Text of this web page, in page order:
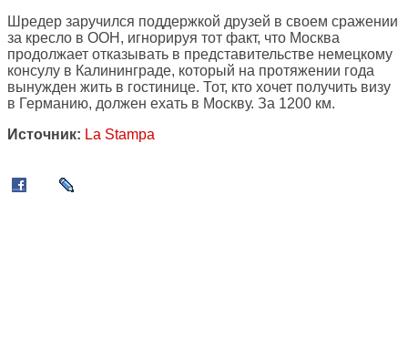
Шредер заручился поддержкой друзей в своем сражении
за кресло в ООН, игнорируя тот факт, что Москва
продолжает отказывать в представительстве немецкому
консулу в Калининграде, который на протяжении года
вынужден жить в гостинице. Тот, кто хочет получить визу
в Германию, должен ехать в Москву. За 1200 км.
Источник: La Stampa